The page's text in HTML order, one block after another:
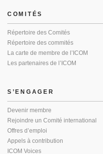
COMITÉS
Répertoire des Comités
Répertoire des commités
La carte de membre de l’ICOM
Les partenaires de l’ICOM
S’ENGAGER
Devenir membre
Rejoindre un Comité international
Offres d’emploi
Appels à contribution
ICOM Voices